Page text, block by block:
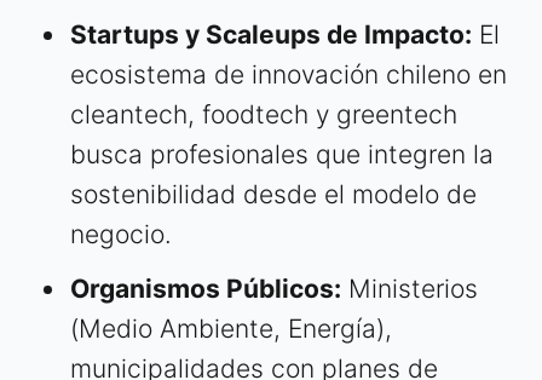
Startups y Scaleups de Impacto: El
ecosistema de innovación chileno en
cleantech, foodtech y greentech
busca profesionales que integren la
sostenibilidad desde el modelo de
negocio.
Organismos Públicos: Ministerios
(Medio Ambiente, Energía),
municipalidades con planes de